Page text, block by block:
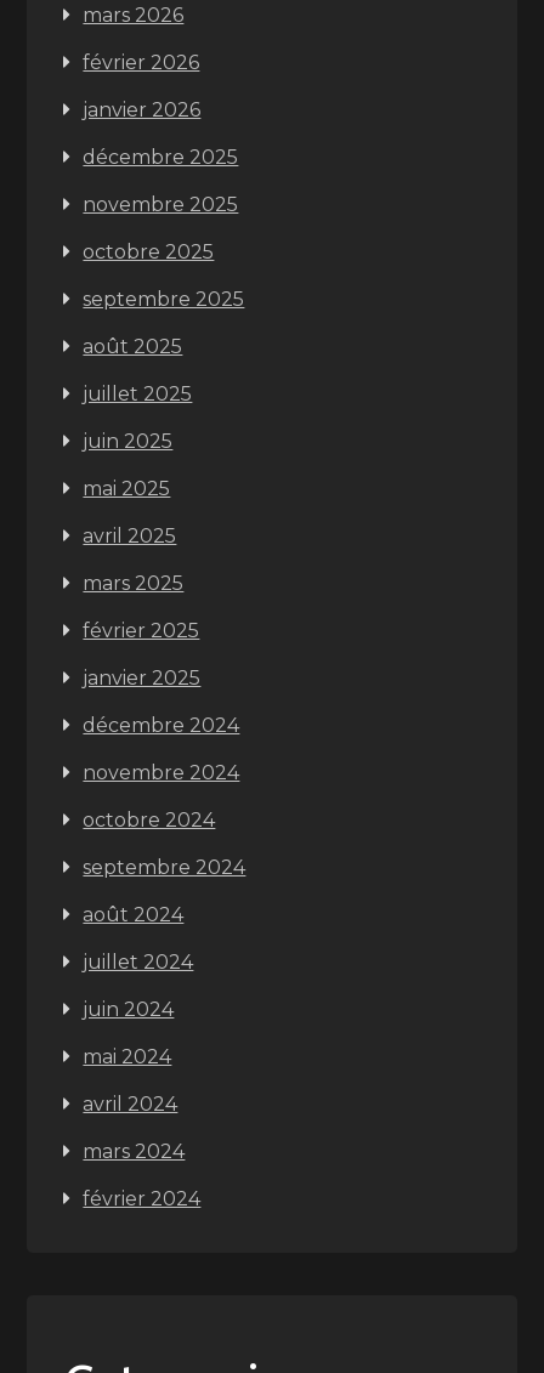
mars 2026
février 2026
janvier 2026
décembre 2025
novembre 2025
octobre 2025
septembre 2025
août 2025
juillet 2025
juin 2025
mai 2025
avril 2025
mars 2025
février 2025
janvier 2025
décembre 2024
novembre 2024
octobre 2024
septembre 2024
août 2024
juillet 2024
juin 2024
mai 2024
avril 2024
mars 2024
février 2024